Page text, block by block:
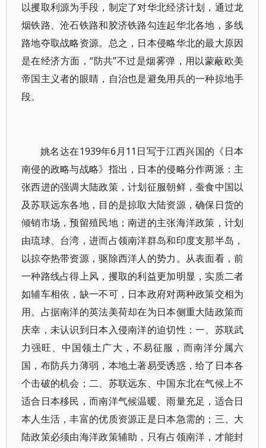
以攫取利源为手段，制定了对华北经济计划，通过龙
烟铁路、沧石铁路和胶济铁路勾连起华北各地，多线
路地夺取战略资源。总之，日本侵略华北的最大原因
是在经济方面，“防共”不过是烟雾弹，用以蒙蔽欧美
帝国主义者的眼睛，自治也是避免用兵的一种掠地手
段。
姚名达在1939年6月11日写于江西兴国的《日本
南侵的政略与战略》指出，日本的侵略分作两派：主
张西进的强调大陆政策，计划征服朝鲜，蚕食中国以
及苏联远东各地，目的是掠取大陆资源，确保日货的
倾销市场，预留殖民地；南进的主张海洋政策，计划
由琉球、台湾，进而占领南洋群岛和印度支那半岛，
以掠夺热带资源，驱除西洋人的势力。从表面看，前
一种路线占得上风，攫取的利益更加明显，实质二者
如辅车相依，缺一不可，日本政府对两种政策交相为
用。占据南洋的英法美荷却在为日本侧重大陆政策而
庆幸，未认识到日本入侵南洋的迫切性：一、苏联武
力强旺、中国领土广大，不易征服，而南洋分属六
国，布防兵力薄弱，本地土著易受诱惑，给了日本各
个击破的机会；二、苏联远东、中国东北在气候上不
适合日本移民，而南洋气候温暖、雨量充足，适合日
本人生活，丰富的优质资源正是日本急需的；三、大
陆政策必须由海洋政策辅助，只有占领南洋，才能封